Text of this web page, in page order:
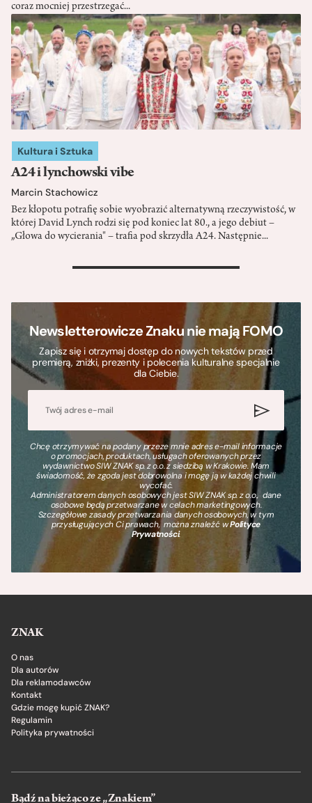
coraz mocniej przestrzegać...
Kultura i Sztuka
A24 i lynchowski vibe
Marcin Stachowicz
Bez kłopotu potrafię sobie wyobrazić alternatywną rzeczywistość, w
której David Lynch rodzi się pod koniec lat 80., a jego debiut –
„Głowa do wycierania" – trafia pod skrzydła A24. Następnie...
>
Newsletterowicze Znaku nie mają FOMO
Zapisz się i otrzymaj dostęp do nowych tekstów przed
premierą, zniżki, prezenty i polecenia kulturalne specjalnie
dla Ciebie.
Chcę otrzymywać na podany przeze mnie adres e-mail informacje
o promocjach, produktach, usługach oferowanych przez
wydawnictwo SIW ZNAK sp. z o.o. z siedzibą w Krakowie. Mam
świadomość, że zgoda jest dobrowolna i mogę ją w każdej chwili
wycofać.
Administratorem danych osobowych jest SIW ZNAK sp. z o.o., dane
osobowe będą przetwarzane w celach marketingowych.
Szczegółowe zasady przetwarzania danych osobowych, w tym
przysługujących Ci prawach, można znaleźć wPolityce
Prywatności.
ZNAK
O nas
Dla autorów
Dla reklamodawców
Kontakt
Gdzie mogę kupić ZNAK?
Regulamin
Polityka prywatności
Bądź na bieżąco ze „Znakiem”